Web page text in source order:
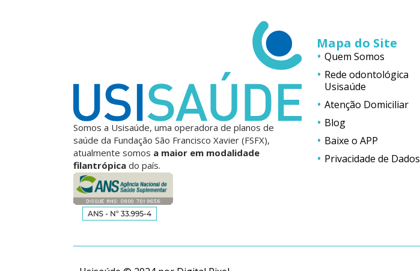
Somos a Usisaúde, uma operadora de planos de
saúde da Fundação São Francisco Xavier (FSFX),
atualmente somos a maior em modalidade
filantrópica do país.
Mapa do Site
Quem Somos
Rede odontológica
Usisaúde
Atenção Domiciliar
Blog
Baixe o APP
Privacidade de Dados